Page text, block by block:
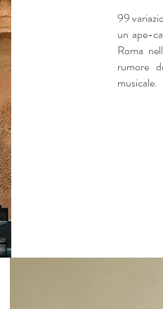
99
un ape-
Roma
rumore
musicale.